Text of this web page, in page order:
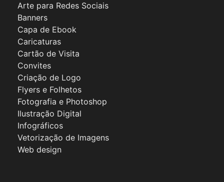
Arte para Redes Sociais
Banners
Capa de Ebook
Caricaturas
Cartão de Visita
Convites
Criação de Logo
Flyers e Folhetos
Fotografia e Photoshop
Ilustração Digital
Infográficos
Vetorização de Imagens
Web design